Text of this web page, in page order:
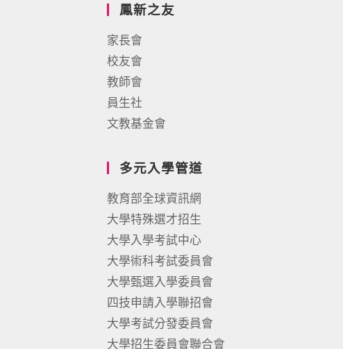
鳳新之友
家長會
校友會
教師會
員生社
文教基金會
多元入學管道
教育部全球資訊網
大學特殊選才招生
大學入學考試中心
大學術科考試委員會
大學甄選入學委員會
四技申請入學聯招會
大學考試分發委員會
大學招生委員會聯合會